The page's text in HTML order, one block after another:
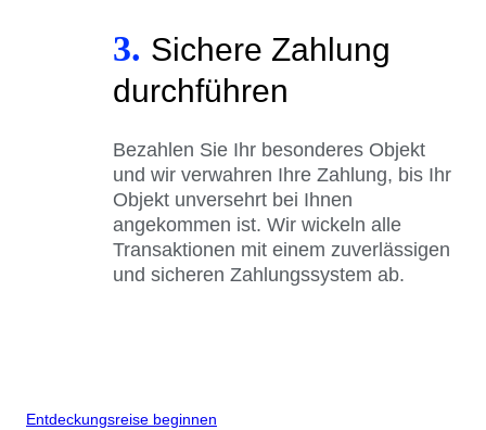
3. Sichere Zahlung
durchführen
Bezahlen Sie Ihr besonderes Objekt
und wir verwahren Ihre Zahlung, bis Ihr
Objekt unversehrt bei Ihnen
angekommen ist. Wir wickeln alle
Transaktionen mit einem zuverlässigen
und sicheren Zahlungssystem ab.
Entdeckungsreise beginnen